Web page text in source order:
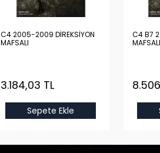
C4 2005-2009 DİREKSİYON
MAFSALI
3.184,03 TL
Sepete Ekle
C4 B7
MAFSALI